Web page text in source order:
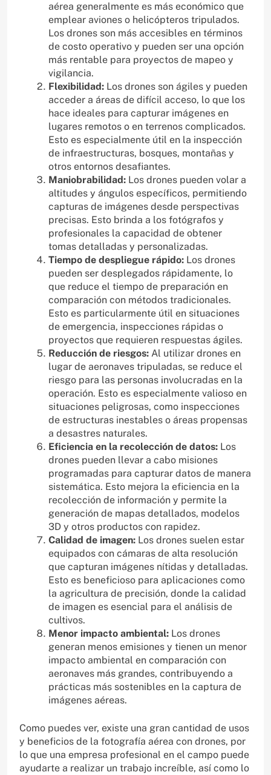
aérea generalmente es más económico que
emplear aviones o helicópteros tripulados.
Los drones son más accesibles en términos
de costo operativo y pueden ser una opción
más rentable para proyectos de mapeo y
vigilancia.
Flexibilidad: Los drones son ágiles y pueden
acceder a áreas de difícil acceso, lo que los
hace ideales para capturar imágenes en
lugares remotos o en terrenos complicados.
Esto es especialmente útil en la inspección
de infraestructuras, bosques, montañas y
otros entornos desafiantes.
Maniobrabilidad: Los drones pueden volar a
altitudes y ángulos específicos, permitiendo
capturas de imágenes desde perspectivas
precisas. Esto brinda a los fotógrafos y
profesionales la capacidad de obtener
tomas detalladas y personalizadas.
Tiempo de despliegue rápido: Los drones
pueden ser desplegados rápidamente, lo
que reduce el tiempo de preparación en
comparación con métodos tradicionales.
Esto es particularmente útil en situaciones
de emergencia, inspecciones rápidas o
proyectos que requieren respuestas ágiles.
Reducción de riesgos: Al utilizar drones en
lugar de aeronaves tripuladas, se reduce el
riesgo para las personas involucradas en la
operación. Esto es especialmente valioso en
situaciones peligrosas, como inspecciones
de estructuras inestables o áreas propensas
a desastres naturales.
Eficiencia en la recolección de datos: Los
drones pueden llevar a cabo misiones
programadas para capturar datos de manera
sistemática. Esto mejora la eficiencia en la
recolección de información y permite la
generación de mapas detallados, modelos
3D y otros productos con rapidez.
Calidad de imagen: Los drones suelen estar
equipados con cámaras de alta resolución
que capturan imágenes nítidas y detalladas.
Esto es beneficioso para aplicaciones como
la agricultura de precisión, donde la calidad
de imagen es esencial para el análisis de
cultivos.
Menor impacto ambiental: Los drones
generan menos emisiones y tienen un menor
impacto ambiental en comparación con
aeronaves más grandes, contribuyendo a
prácticas más sostenibles en la captura de
imágenes aéreas.
Como puedes ver, existe una gran cantidad de usos
y beneficios de la fotografía aérea con drones, por
lo que una empresa profesional en el campo puede
ayudarte a realizar un trabajo increíble, así como lo